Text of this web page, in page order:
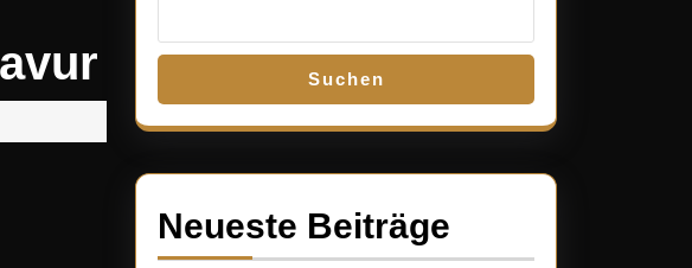
Suchen
Neueste Beiträge